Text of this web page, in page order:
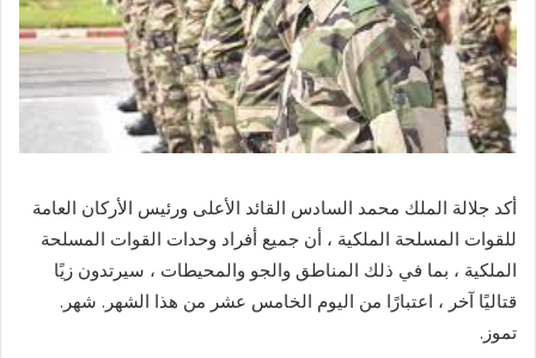
أكد جلالة الملك محمد السادس القائد الأعلى ورئيس الأركان العامة
للقوات المسلحة الملكية ، أن جميع أفراد وحدات القوات المسلحة
الملكية ، بما في ذلك المناطق والجو والمحيطات ، سيرتدون زيًا
قتاليًا آخر ، اعتبارًا من اليوم الخامس عشر من هذا الشهر. شهر.
تموز.